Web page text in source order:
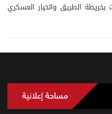
بخريطة الطريق والخيار العسكري